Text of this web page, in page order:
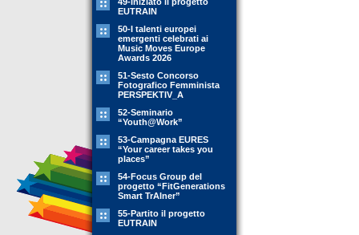
EUTRAIN
50-I talenti europei
emergenti celebrati ai
Music Moves Europe
Awards 2026
51-Sesto Concorso
Fotografico Femminista
PERSPEKTIV_A
52-Seminario
“Youth@Work”
53-Campagna EURES
“Your career takes you
places”
54-Focus Group del
progetto “FitGenerations
Smart TrAIner”
55-Partito il progetto
EUTRAIN